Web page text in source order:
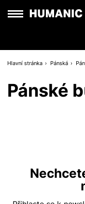
Hlavní stránka Pánská
Pánské